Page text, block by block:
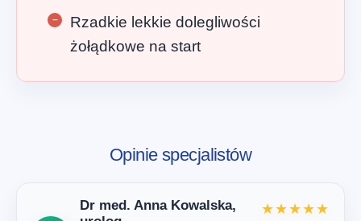
Rzadkie lekkie dolegliwości
żołądkowe na start
Opinie specjalistów
Dr med. Anna Kowalska,
★★★★★